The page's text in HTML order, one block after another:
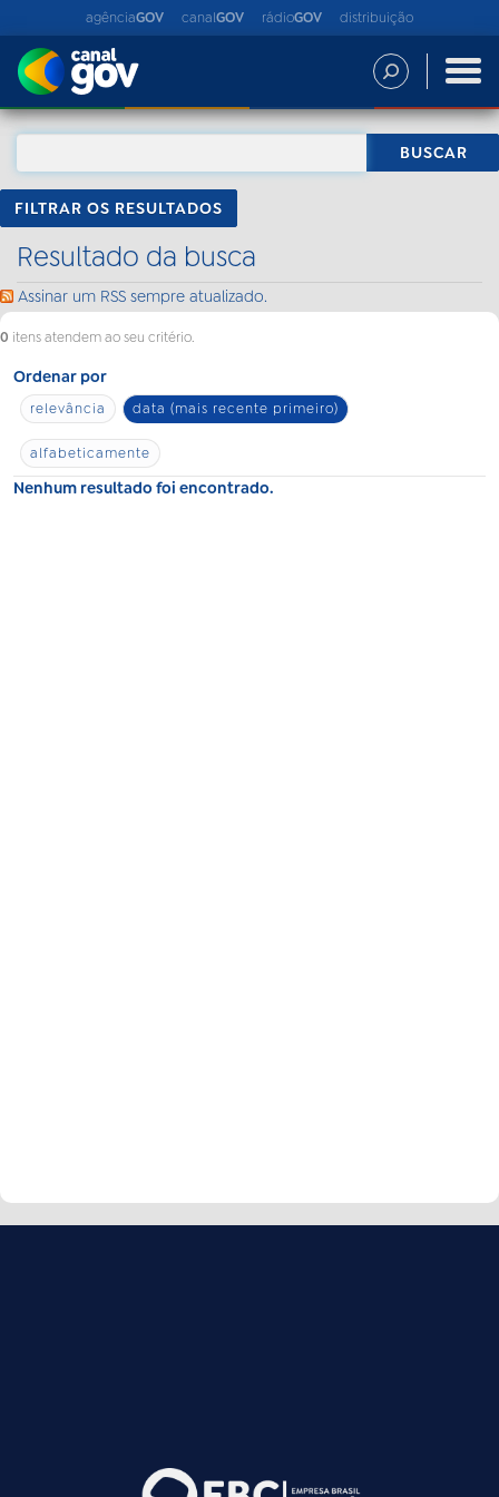
agênciaGOV canalGOV rádioGOV distribuição
FILTRAR OS RESULTADOS
Resultado da busca
Assinar um RSS sempre atualizado.
0 itens atendem ao seu critério.
Ordenar por
relevância data (mais recente primeiro)
alfabeticamente
Nenhum resultado foi encontrado.